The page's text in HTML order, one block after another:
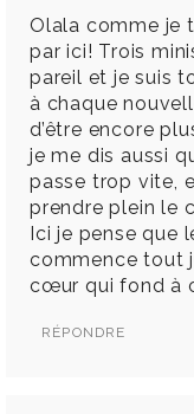
Olala comme je
par ici! Trois
pareil et je suis
à chaque
d’être encore
je me dis aussi
passe trop vite,
prendre plein le
Ici je pense que
commence tout
cœur qui fond à
RÉPONDRE